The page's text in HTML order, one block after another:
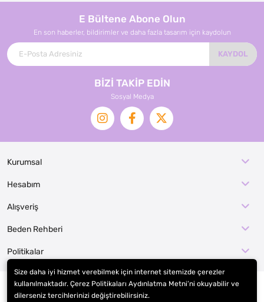
E Bültene Abone Olun
En son haberler, bildirimler ve daha fazla tasarım için kaydolun
KAYDOL
BİZİ TAKİP EDİN
Sosyal Medya
Kurumsal
Hesabım
Alışveriş
Beden Rehberi
Politikalar
Size daha iyi hizmet verebilmek için internet sitemizde çerezler
kullanılmaktadır. Çerez Politikaları Aydınlatma Metni’ni okuyabilir ve
dilerseniz tercihlerinizi değiştirebilirsiniz.